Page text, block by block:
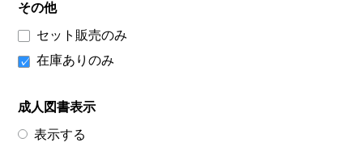
その他
セット販売のみ
在庫ありのみ
成人図書表示
表示する